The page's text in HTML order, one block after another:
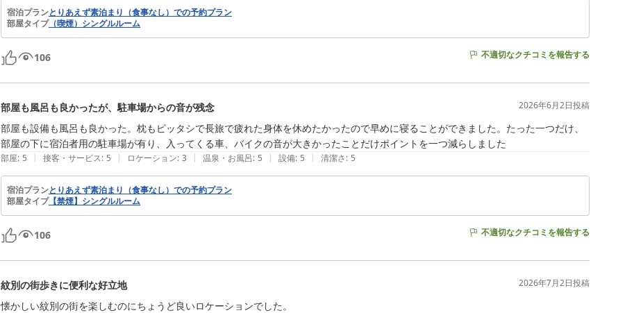
宿泊プランとりあえず素泊まり（食事なし）での予約プラン
部屋タイプ（喫煙）シングルルーム
106 不適切なクチコミを報告する
部屋も風呂も良かったが、駐車場からの音が残念 2026年6月2日投稿
部屋も設備も風呂も良かった。枕もピッタシで長旅で疲れた身体を休めたかったので早めに寝ることができました。たった一つだけ、
部屋の下に宿泊者用の駐車場が有り、入ってくる車、バイクの音が大きかったことだけポイントを一つ減らしました
部屋: 5 | 接客・サービス: 5 | ロケーション: 3 | 温泉・お風呂: 5 | 設備: 5 | 清潔さ: 5
宿泊プランとりあえず素泊まり（食事なし）での予約プラン
部屋タイプ【禁煙】シングルルーム
106 不適切なクチコミを報告する
紋別の街歩きに便利な好立地 2026年7月2日投稿
懐かしい紋別の街を楽しむのにちょうど良いロケーションでした。